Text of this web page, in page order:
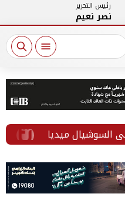
رئيس التحرير
نصر نعيم
إقبال طلابي ميديا